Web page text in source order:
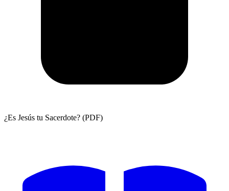
¿Es Jesús tu Sacerdote? (PDF)